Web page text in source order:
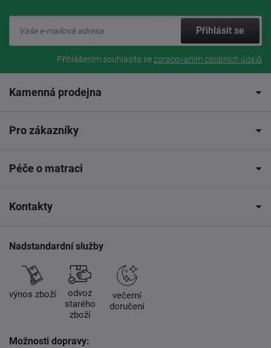
Přihlásit se
Přihlášením souhlasíte sezpracovaním osobních údajů
Kamenná prodejna
Pro zákazníky
Péče o matraci
Kontakty
Nadstandardní služby
výnos zboží
odvoz
starého
zboží
večerní
doručení
Možnosti dopravy: